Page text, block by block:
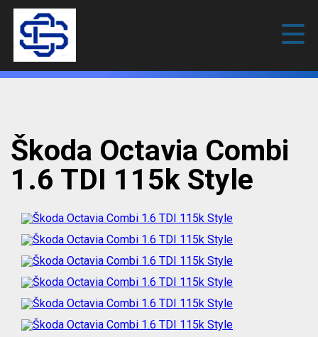
Škoda Octavia Combi
1.6 TDI 115k Style